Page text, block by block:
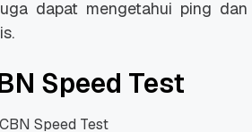
dapat mengetahui ping dan
Speed Test